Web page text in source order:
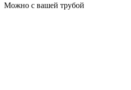
Можно с вашей трубой